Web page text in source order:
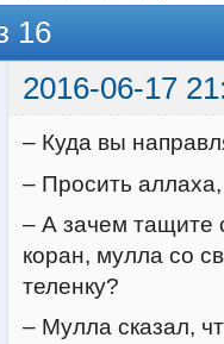
16
2016-06-17
– Куда вы
– Просить
– А зачем тащите
коран, мулла со
теленку?
– Мулла сказал,